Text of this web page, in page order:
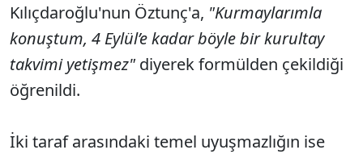
Kılıçdaroğlu'nun Öztunç'a, "Kurmaylarımla
konuştum, 4 Eylül’e kadar böyle bir kurultay
takvimi yetişmez" diyerek formülden çekildiği
öğrenildi.
İki taraf arasındaki temel uyuşmazlığın ise